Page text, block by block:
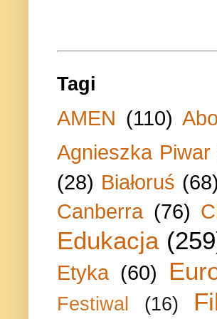
Tagi
AMEN (110)
Agnieszka Piwar
(28) Białoruś (68)
Canberra (76)
Edukacja
Etyka (60)
Festiwal (16)